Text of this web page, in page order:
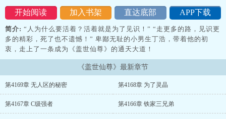
开始阅读 加入书架 直达底部 APP下载
简介: “人为什么要活着？活着就是为了见识！” “走更多的路，见识更
多的精彩，死了也不遗憾！” 卑鄙无耻的小男生丁浩，带着他的初
衷，走上了一条成为《盖世仙尊》的通天大道！
《盖世仙尊》最新章节
第4169章 无人区的秘密 第4168章 为了灵晶
第4167章 C级强者 第4166章 铁家三兄弟